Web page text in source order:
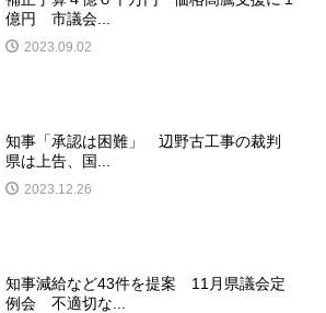
億円 市議会...
2023.09.02
知事「承認は困難」 辺野古工事の裁判
県は上告、国...
2023.12.26
知事減給など43件を提案 11月県議会定
例会 不適切な...